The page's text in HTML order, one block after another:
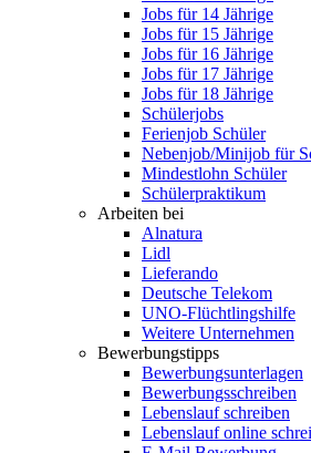
Jobs für 14 Jährige
Jobs für 15 Jährige
Jobs für 16 Jährige
Jobs für 17 Jährige
Jobs für 18 Jährige
Schülerjobs
Ferienjob Schüler
Nebenjob/Minijob für
Mindestlohn Schüler
Schülerpraktikum
Arbeiten bei
Alnatura
Lidl
Lieferando
Deutsche Telekom
UNO-Flüchtlingshilfe
Weitere Unternehmen
Bewerbungstipps
Bewerbungsunterlagen
Bewerbungsschreiben
Lebenslauf schreiben
Lebenslauf online